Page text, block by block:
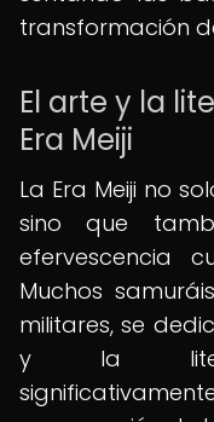
transformación
El arte y la
Era Meiji
La Era Meiji no
sino que
efervescencia
Muchos
militares, se
y la